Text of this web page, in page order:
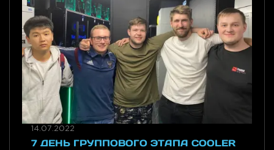
14.07.2022
7 ДЕНЬ ГРУППОВОГО ЭТАПА COOLER